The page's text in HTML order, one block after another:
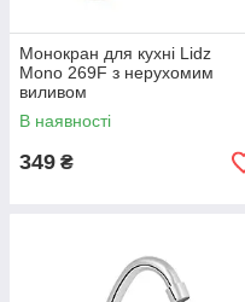
Монокран для кухні Lidz
Mono 269F з нерухомим
виливом
LDMON269FNKS34928 Nickel
В наявності
349 ₴